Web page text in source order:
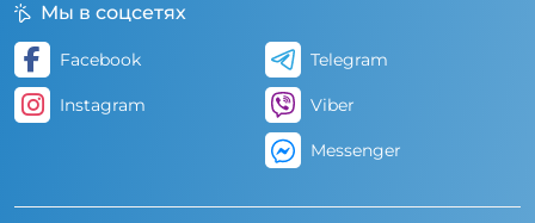
Мы в соцсетях
Facebook
Instagram
Telegram
Viber
Messenger